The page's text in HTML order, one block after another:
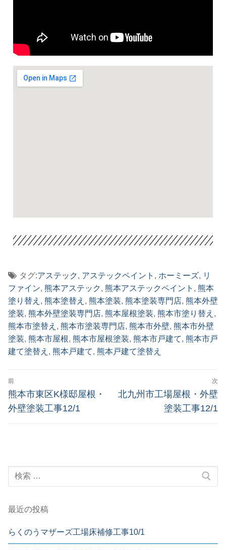
タグ:アステック , アステックペイント , ホーミーズ, リ
ファイン, 熊本アステック , 熊本アステックペイント , 熊本
塗り替え , 熊本塗替え , 熊本塗装, 熊本塗装専門店, 熊本外壁
塗装, 熊本外壁塗装専門店, 熊本屋根塗装, 熊本市塗り替え ,
熊本市塗替え , 熊本市塗装専門店, 熊本市外壁, 熊本市外壁
塗装, 熊本市屋根, 熊本市屋根塗装, 熊本市戸建て, 熊本市戸
建て塗替え , 熊本戸建て, 熊本戸建て塗替え
前
熊本市東区K様邸屋根・
外壁塗装工事12/1
次
北九州市工場屋根・外壁
塗装工事12/1
最近の投稿
らくのうマザーズ工場床補修工事10/1